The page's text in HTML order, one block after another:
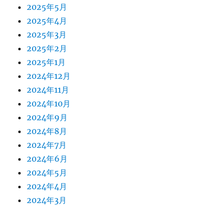
2025年5月
2025年4月
2025年3月
2025年2月
2025年1月
2024年12月
2024年11月
2024年10月
2024年9月
2024年8月
2024年7月
2024年6月
2024年5月
2024年4月
2024年3月